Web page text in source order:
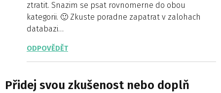
ztratit. Snazim se psat rovnomerne do obou
kategorii. 🙂 Zkuste poradne zapatrat v zalohach
databazi…
ODPOVĚDĚT
Přidej svou zkušenost nebo doplň